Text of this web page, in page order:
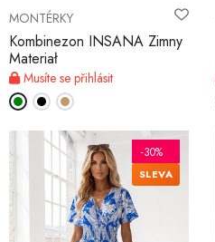
MONTÉRKY
Kombinezon INSANA Zimny
Materiał
Musíte se přihlásit
-30%
SLEVA